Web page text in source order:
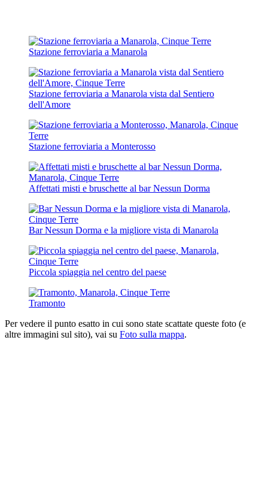
Stazione ferroviaria a Manarola
Stazione ferroviaria a Manarola vista dal Sentiero
dell'Amore
Stazione ferroviaria a Monterosso
Affettati misti e bruschette al bar Nessun Dorma
Bar Nessun Dorma e la migliore vista di Manarola
Piccola spiaggia nel centro del paese
Tramonto
Per vedere il punto esatto in cui sono state scattate queste foto (e
altre immagini sul sito), vai su Foto sulla mappa.